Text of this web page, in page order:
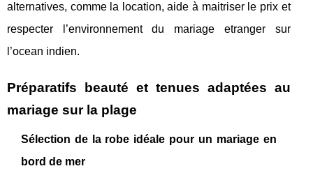
alternatives, comme la location, aide à maitriser le prix et
respecter l’environnement du mariage etranger sur
l’ocean indien.
Préparatifs beauté et tenues adaptées au
mariage sur la plage
Sélection de la robe idéale pour un mariage en
bord de mer